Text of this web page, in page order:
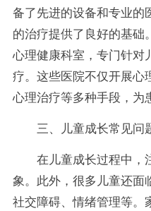
备了先进的设备和专业的
的治疗提供了良好的基础
心理健康科室，专门针对
疗。这些医院不仅开展心
心理治疗等多种手段，为
三、儿童成长常见问
在儿童成长过程中，
象。此外，很多儿童还面
社交障碍、情绪管理等。